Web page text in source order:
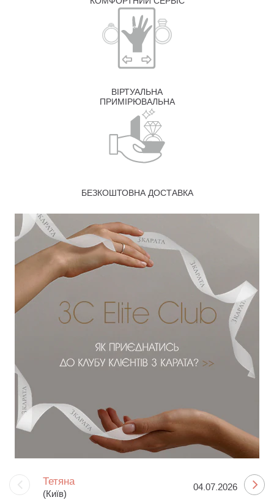
ВІРТУАЛЬНА
ПРИМІРЮВАЛЬНА
БЕЗКОШТОВНА ДОСТАВКА
Тетяна
(Київ)
04.07.2026